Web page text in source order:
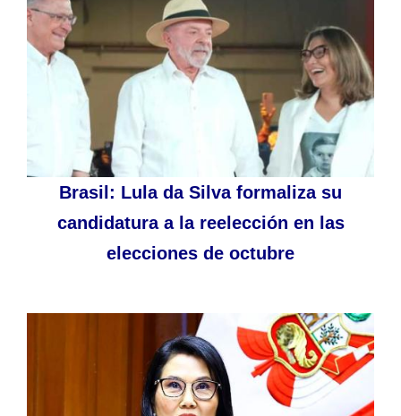
Brasil: Lula da Silva formaliza su
candidatura a la reelección en las
elecciones de octubre